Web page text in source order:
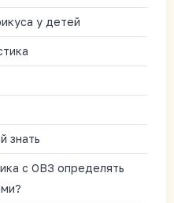
у детей
знать
с ОВЗ определять